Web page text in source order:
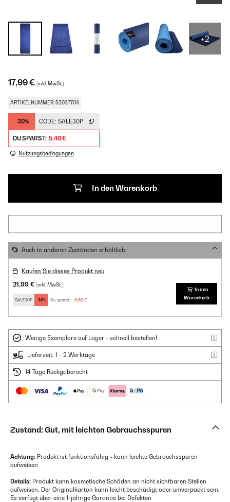
+2
17,99 € (inkl. MwSt.)
ARTIKELNUMMER: 52037704
-30% CODE: SALE30P
DU SPARST: 5,40 €
Nutzungsbedingungen
In den Warenkorb
Auch in anderen Zuständen erhältlich
Kaufen Sie dieses Produkt neu
21,99 € (inkl. MwSt.)
SALE30P -30% Du sparst: 6,60 €
In den
Warenkorb
Wenige Exemplare auf Lager - schnell bestellen!
Lieferzeit: 1 - 2 Werktage
14 Tage Rückgaberecht
Zustand: Gut, mit leichten Gebrauchsspuren
Achtung: Produkt ist funktionsfähig + kann leichte Gebrauchsspuren
aufweisen
Details: Produkt kann kosmetische Schäden an nicht sichtbaren Stellen
aufweisen. Der Originalkarton kann leicht beschädigt oder umverpackt sein.
Es verfügt über eine 1-jährige Garantie bei Defekten